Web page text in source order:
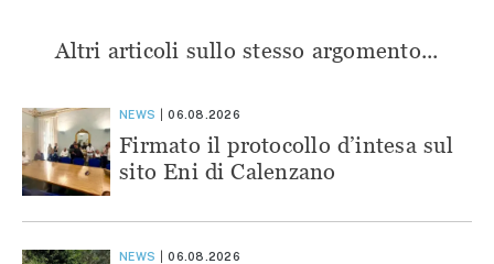
Altri articoli sullo stesso argomento...
NEWS 06.08.2026
Firmato il protocollo d’intesa sul
sito Eni di Calenzano
NEWS 06.08.2026